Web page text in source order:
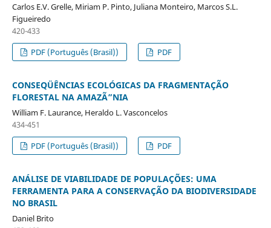
Carlos E.V. Grelle, Miriam P. Pinto, Juliana Monteiro, Marcos S.L.
Figueiredo
420-433
PDF (Português (Brasil))
PDF
CONSEQÜÊNCIAS ECOLÓGICAS DA FRAGMENTAÇÃO
FLORESTAL NA AMAZÃ”NIA
William F. Laurance, Heraldo L. Vasconcelos
434-451
PDF (Português (Brasil))
PDF
ANÁLISE DE VIABILIDADE DE POPULAÇÕES: UMA
FERRAMENTA PARA A CONSERVAÇÃO DA BIODIVERSIDADE
NO BRASIL
Daniel Brito